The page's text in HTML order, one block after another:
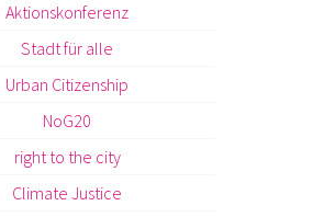
Aktionskonferenz
Stadt für alle
Urban Citizenship
NoG20
right to the city
Climate Justice